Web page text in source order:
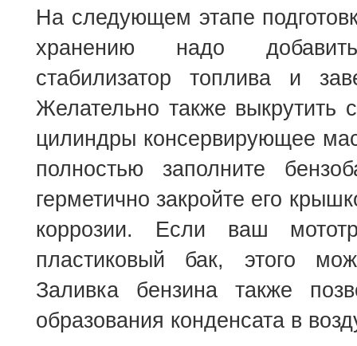
На следующем этапе
хранению надо
стабилизатор топлива и
Желательно также выкрутить
цилиндры консервирующее
полностью заполните
герметично закройте его
коррозии. Если ваш
пластиковый бак, этого
Заливка бензина также
образования конденсата в